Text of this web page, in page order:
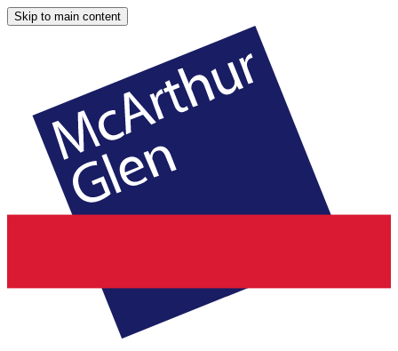
Skip to main content